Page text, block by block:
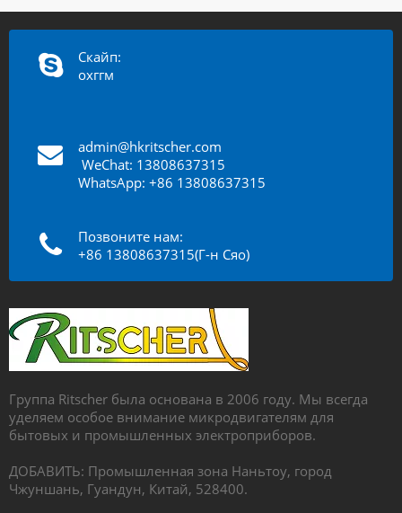
Скайп:
охггм
admin@hkritscher.com
WeChat: 13808637315
WhatsApp: +86 13808637315
Позвоните нам:
+86 13808637315(Г-н Сяо)
Группа Ritscher была основана в 2006 году. Мы всегда
уделяем особое внимание микродвигателям для
бытовых и промышленных электроприборов.
ДОБАВИТЬ: Промышленная зона Наньтоу, город
Чжуншань, Гуандун, Китай, 528400.